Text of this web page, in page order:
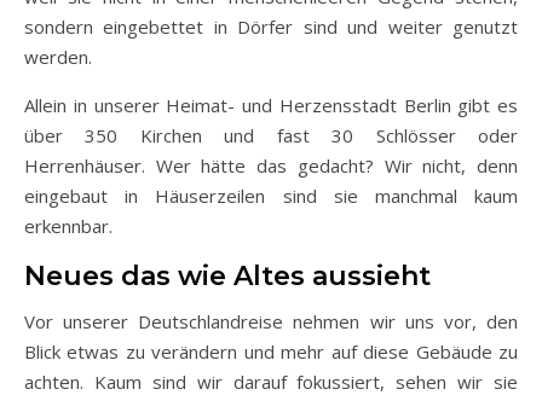
sondern eingebettet in Dörfer sind und weiter genutzt
werden.
Allein in unserer Heimat- und Herzensstadt Berlin gibt es
über 350 Kirchen und fast 30 Schlösser oder
Herrenhäuser. Wer hätte das gedacht? Wir nicht, denn
eingebaut in Häuserzeilen sind sie manchmal kaum
erkennbar.
Neues das wie Altes aussieht
Vor unserer Deutschlandreise nehmen wir uns vor, den
Blick etwas zu verändern und mehr auf diese Gebäude zu
achten. Kaum sind wir darauf fokussiert, sehen wir sie